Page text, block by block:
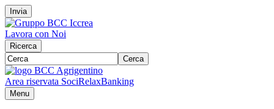
Invia
Lavora con Noi
Ricerca
Cerca
Area riservata SociRelaxBanking
Menu